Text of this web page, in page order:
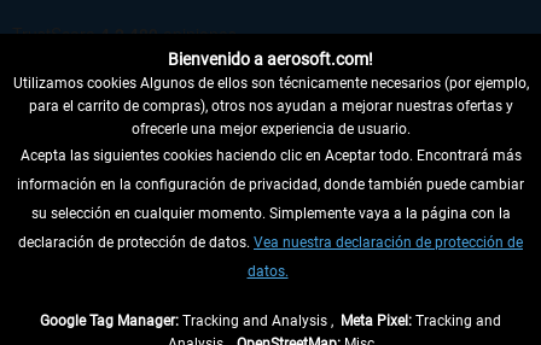
DESISTIR DEL CONTRATO
INFORMACIÓN
Bienvenido a aerosoft.com!
Utilizamos cookies Algunos de ellos son técnicamente necesarios (por ejemplo,
para el carrito de compras), otros nos ayudan a mejorar nuestras ofertas y
ofrecerle una mejor experiencia de usuario.
Acepta las siguientes cookies haciendo clic en Aceptar todo. Encontrará más
información en la configuración de privacidad, donde también puede cambiar
su selección en cualquier momento. Simplemente vaya a la página con la
declaración de protección de datos. Vea nuestra declaración de protección de
datos.
Google Tag Manager: Tracking and Analysis , Meta Pixel: Tracking and